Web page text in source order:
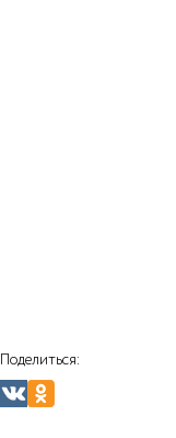
Поделиться: